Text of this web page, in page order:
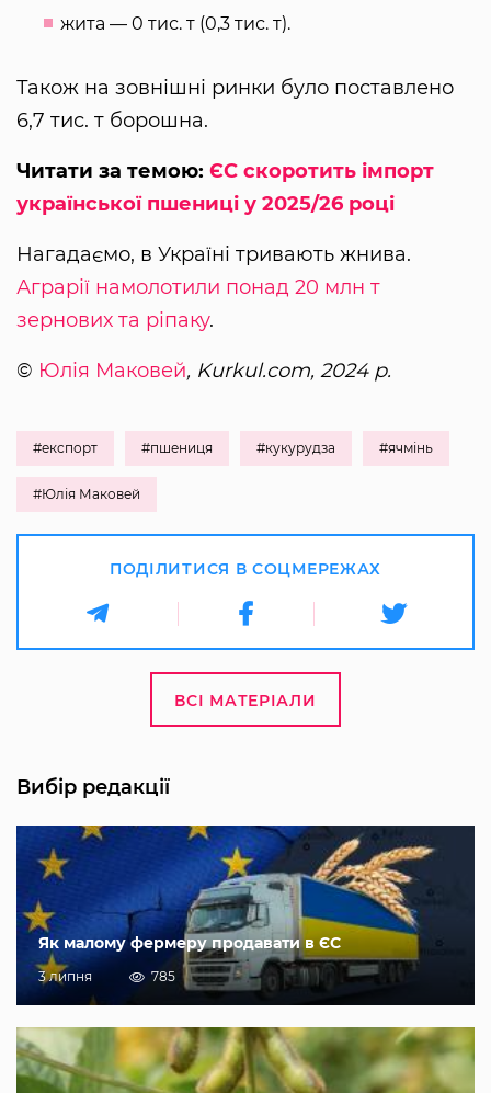
жита — 0 тис. т (0,3 тис. т).
Також на зовнішні ринки було поставлено
6,7 тис. т борошна.
Читати за темою: ЄС скоротить імпорт
української пшениці у 2025/26 році
Нагадаємо, в Україні тривають жнива.
Аграрії намолотили понад 20 млн т
зернових та ріпаку.
© Юлія Маковей, Kurkul.com, 2024 р.
#експорт #пшениця #кукурудза #ячмінь
#Юлія Маковей
ПОДІЛИТИСЯ В СОЦМЕРЕЖАХ
ВСІ МАТЕРІАЛИ
Вибір редакції
Як малому фермеру продавати в ЄС
3 липня 785